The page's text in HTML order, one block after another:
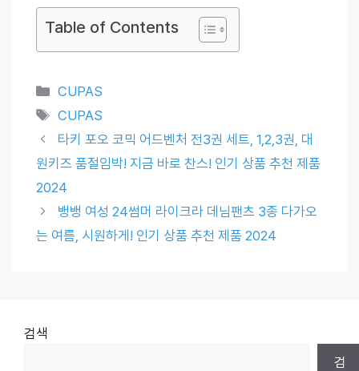
Table of Contents
Categories
CUPAS
Tags
CUPAS
타키 포오 코믹 어드벤처 전3권 세트, 1,2,3권, 대
원키즈 품절임박! 지금 바로 찬스! 인기 상품 추천 제품
2024
뱅뱅 여성 24썸머 라이크라 데님팬츠 3종 다가오
는 여름, 시원하게! 인기 상품 추천 제품 2024
검색
검